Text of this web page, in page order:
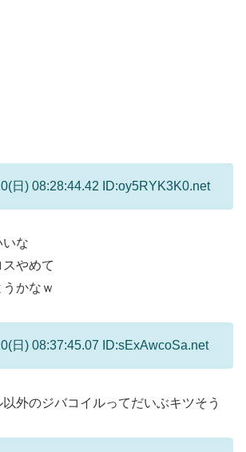
日) 08:28:44.42 ID:oy5RYK3K0.net
いな
やめて
かなｗ
日) 08:37:45.07 ID:sExAwcoSa.net
外のジバコイルってだいぶキツそう